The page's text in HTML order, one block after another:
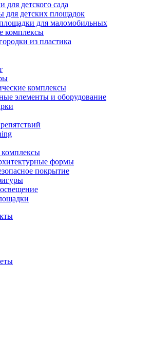
для детского сада
для детских площадок
для маломобильных
комплексы
из пластика
комплексы
элементы и оборудование
формы
покрытие